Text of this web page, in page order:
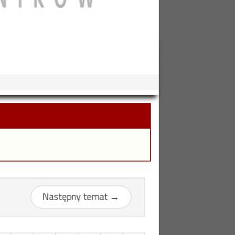
Następny temat→